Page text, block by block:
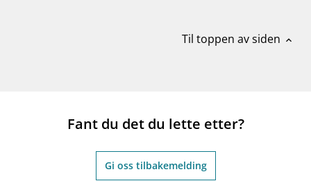
Til toppen av siden expand_less
Fant du det du lette etter?
Gi oss tilbakemelding